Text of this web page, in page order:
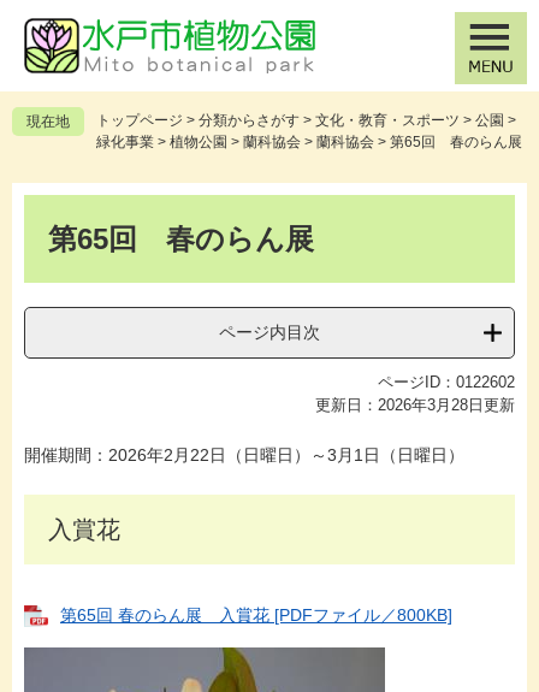
の
先
頭
す
ー
を
飛
し
現在地 トップページ > 分類からさがす > 文化・教育・スポーツ > 公園 >
緑化事業 > 植物公園 > 蘭科協会 > 蘭科協会 > 第65回 春のらん展
第65回 春のらん展
ページ内目次
ページID：0122602
更新日：2026年3月28日更新
開催期間：2026年2月22日（日曜日）～3月1日（日曜日）
入賞花
第65回 春のらん展 入賞花 [PDFファイル／800KB]